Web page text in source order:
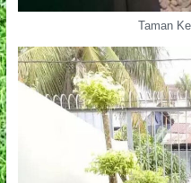
Taman